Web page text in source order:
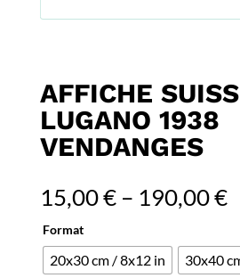
AFFICHE
LUGANO 1938
VENDANGES
15,00€– 190,00€
Format
20x30 cm / 8x12 in
30x40